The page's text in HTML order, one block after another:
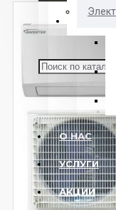
О НАС
УСЛУГИ
АКЦИИ